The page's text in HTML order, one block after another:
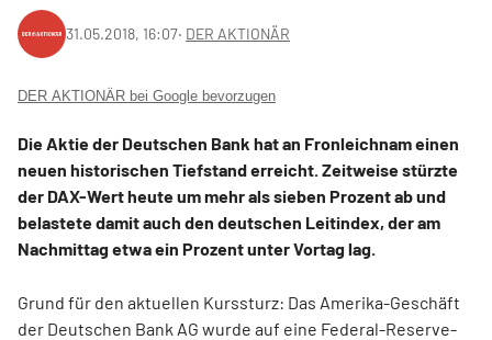
31.05.2018, 16:07‧ DER AKTIONÄR
DER AKTIONÄR bei Google bevorzugen
Die Aktie der Deutschen Bank hat an Fronleichnam einen
neuen historischen Tiefstand erreicht. Zeitweise stürzte
der DAX-Wert heute um mehr als sieben Prozent ab und
belastete damit auch den deutschen Leitindex, der am
Nachmittag etwa ein Prozent unter Vortag lag.
Grund für den aktuellen Kurssturz: Das Amerika-Geschäft
der Deutschen Bank AG wurde auf eine Federal-Reserve-